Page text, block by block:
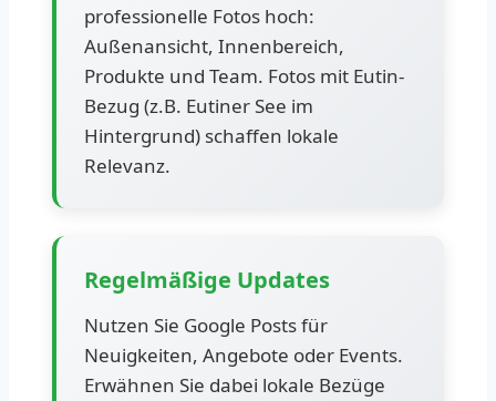
professionelle Fotos hoch:
Außenansicht, Innenbereich,
Produkte und Team. Fotos mit Eutin-
Bezug (z.B. Eutiner See im
Hintergrund) schaffen lokale
Relevanz.
Regelmäßige Updates
Nutzen Sie Google Posts für
Neuigkeiten, Angebote oder Events.
Erwähnen Sie dabei lokale Bezüge